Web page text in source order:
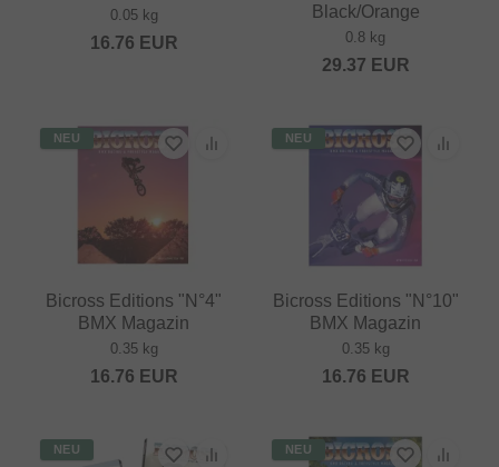
0.05 kg
16.76 EUR
Black/Orange
0.8 kg
29.37 EUR
NEU
Bicross Editions "N°4"
BMX Magazin
0.35 kg
16.76 EUR
NEU
Bicross Editions "N°10"
BMX Magazin
0.35 kg
16.76 EUR
NEU NEU